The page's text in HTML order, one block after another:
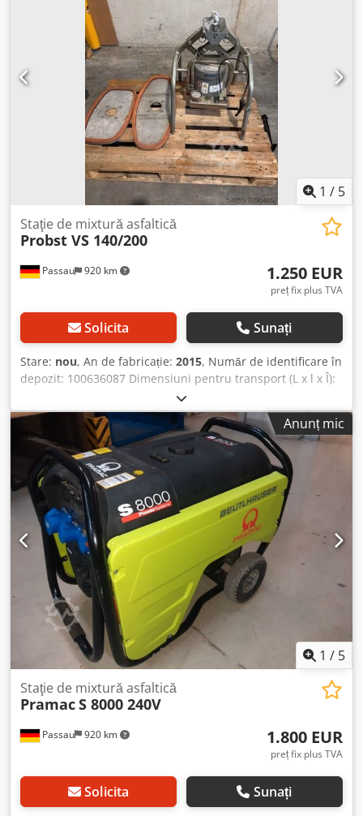
1 / 5
Passau 920 km
Staţie de mixtură asfaltică
Probst VS 140/200
1.250 EUR
preț fix plus TVA
Solicita Sunați
Stare: nou, An de fabricație: 2015, Număr de identificare în
depozit: 100636087 Dimensiuni pentru transport (L x l x Î):
0 x 0 x 0 Dcodpfxozkz Rpj Akwok
Anunț mic
1 / 5
Passau 920 km
Staţie de mixtură asfaltică
PramacS 8000 240V
1.800 EUR
preț fix plus TVA
Solicita Sunați